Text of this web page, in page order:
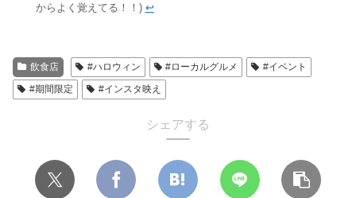
からよく覚えてる！！) ↩︎
飲食店 #ハロウィン #ローカルグルメ
#イベント
#期間限定
#インスタ映え
シェアする